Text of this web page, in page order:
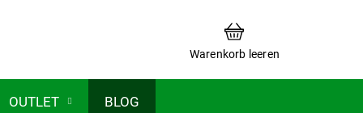
WARENKORB
Warenkorb leeren
OUTLET BLOG